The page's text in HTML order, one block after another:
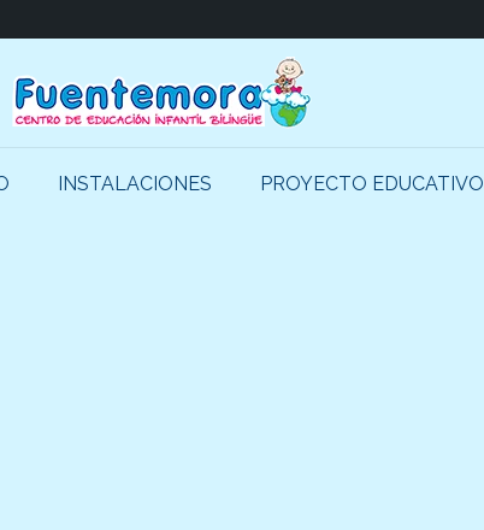
INSTALACIONES PROYECTO EDUCATIVO